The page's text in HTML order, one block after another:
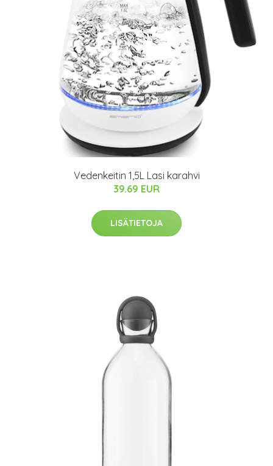
Vedenkeitin 1,5L Lasi karahvi
39.69 EUR
LISÄTIETOJA